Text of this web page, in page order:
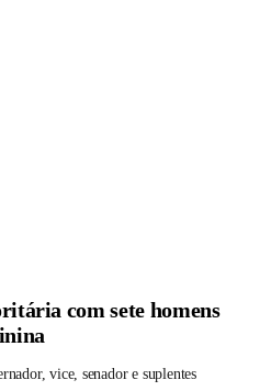
com sete homens
vice, senador e suplentes